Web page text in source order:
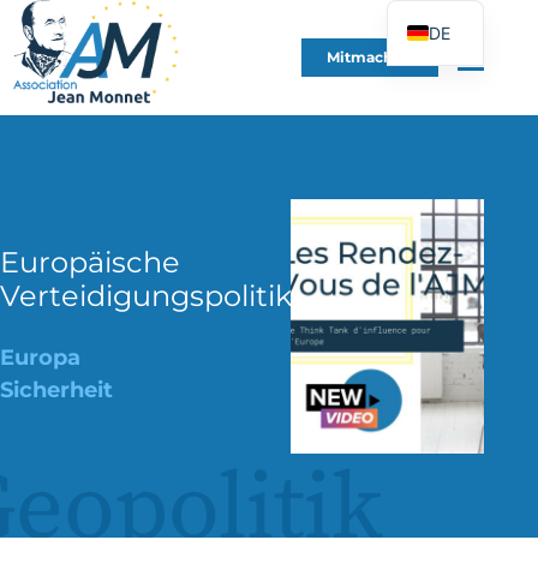
Mitmachen
Europäische
Verteidigungspolitik
Europa
Sicherheit
DE
FR
EN
PL
UK